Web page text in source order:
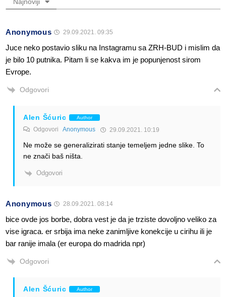
Anonymous 29.09.2021. 09:35
Juce neko postavio sliku na Instagramu sa ZRH-BUD i mislim da
je bilo 10 putnika. Pitam li se kakva im je popunjenost sirom
Evrope.
Odgovori
Alen Šćuric Author
Odgovori Anonymous 29.09.2021. 10:19
Ne može se generalizirati stanje temeljem jedne slike. To
ne znači baš ništa.
Odgovori
Anonymous 28.09.2021. 08:14
bice ovde jos borbe, dobra vest je da je trziste dovoljno veliko za
vise igraca. er srbija ima neke zanimljive konekcije u cirihu ili je
bar ranije imala (er europa do madrida npr)
Odgovori
Alen Šćuric Author